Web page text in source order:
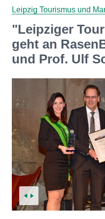
Leipzig Tourismus und
"Leipziger
geht an
und Prof. Ulf